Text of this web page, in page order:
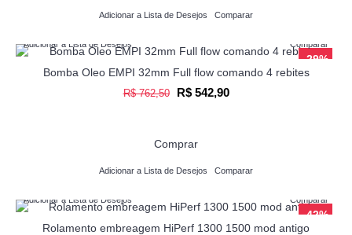
Adicionar a Lista de Desejos Comparar
-29%
Adicionar a Lista de Desejos Comparar
Bomba Oleo EMPI 32mm Full flow comando 4 rebites
R$ 762,50 R$ 542,90
Comprar
Adicionar a Lista de Desejos Comparar
-42%
Adicionar a Lista de Desejos Comparar
Rolamento embreagem HiPerf 1300 1500 mod antigo